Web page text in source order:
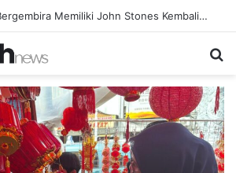
Pep Guardiola Bergembira Memiliki John Stones Kembali di Timnya